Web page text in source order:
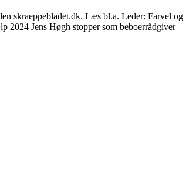
skraeppebladet.dk. Læs bl.a. Leder: Farvel og
2024 Jens Høgh stopper som beboerrådgiver